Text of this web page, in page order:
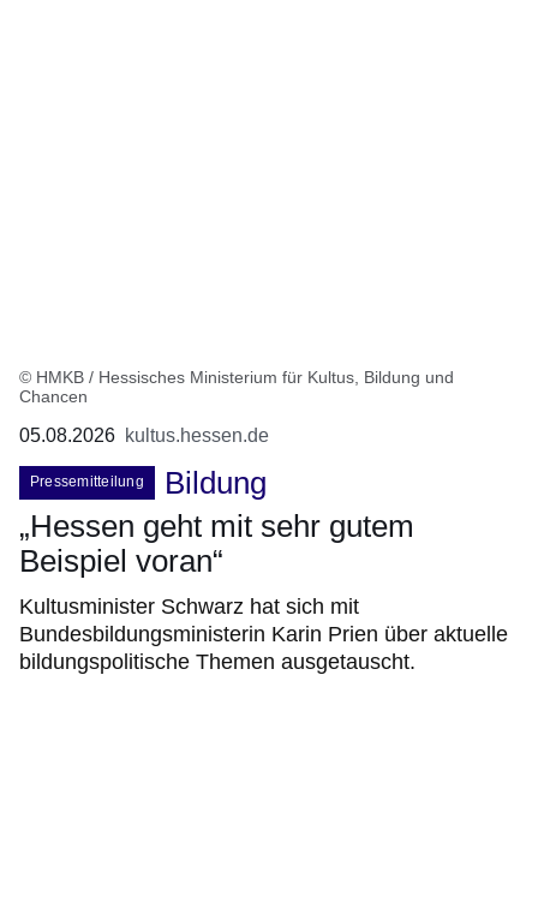
© HMKB / Hessisches Ministerium für Kultus, Bildung und
Chancen
05.08.2026 kultus.hessen.de
Pressemitteilung
Bildung
„Hessen geht mit sehr gutem
Beispiel voran“
Kultusminister Schwarz hat sich mit
Bundesbildungsministerin Karin Prien über aktuelle
bildungspolitische Themen ausgetauscht.